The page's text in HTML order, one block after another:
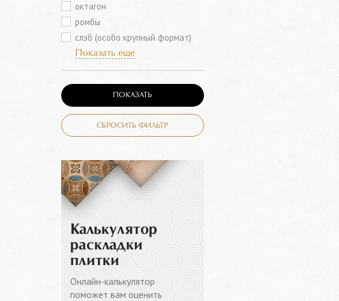
октагон
ромбы
слэб (особо крупный формат)
Показать еще
ПОКАЗАТЬ
СБРОСИТЬ ФИЛЬТР
Калькулятор
раскладки
плитки
Онлайн-калькулятор
поможет вам оценить